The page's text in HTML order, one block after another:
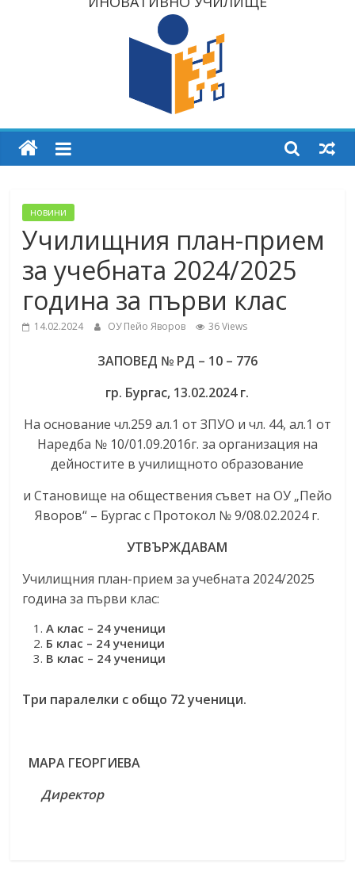
новини
Училищния план-прием
за учебната 2024/2025
година за първи клас
14.02.2024 ОУ Пейо Яворов 36 Views
ЗАПОВЕД № РД – 10 – 776
гр. Бургас, 13.02.2024 г.
На основание чл.259 ал.1 от ЗПУО и чл. 44, ал.1 от
Наредба № 10/01.09.2016г. за организация на
дейностите в училищното образование
и Становище на обществения съвет на ОУ „Пейо
Яворов“ – Бургас с Протокол № 9/08.02.2024 г.
УТВЪРЖДАВАМ
Училищния план-прием за учебната 2024/2025
година за първи клас:
А клас – 24 ученици
Б клас – 24 ученици
В клас – 24 ученици
Три паралелки с общо 72 ученици.
МАРА ГЕОРГИЕВА
Директор